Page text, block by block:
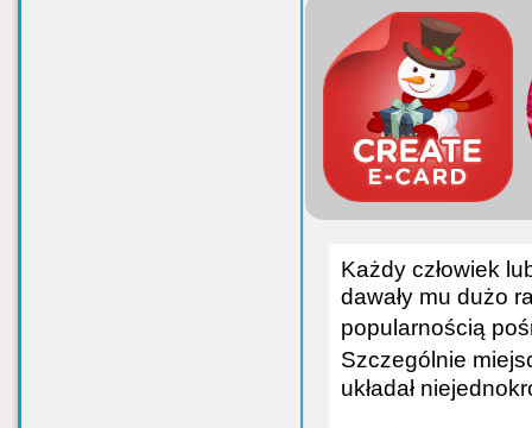
Każdy człowiek
dawały mu dużo
popularnością
Szczególnie
układał